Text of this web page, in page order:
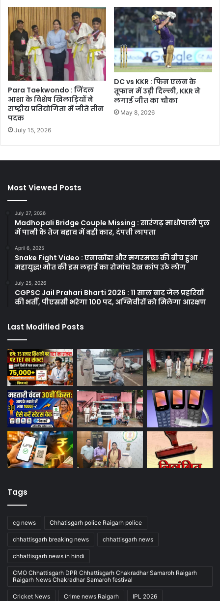
Para Taekwondo : जिंदल
आशा के विशेष खिलाड़ियों ने
राष्ट्रीय प्रतियोगिता में जीते तीन
पदक
July 15, 2026
DC vs KKR : फिन एलन के
तूफान में उड़ी दिल्ली, KKR ने
लगाई जीत का चौका
May 8, 2026
Most Viewed Posts
July 27, 2026
Madhopali Bridge Couple Missing : सारंगढ़ माधोपाली पुल
में पानी के तेज बहाव में बही कार, दंपत्ती लापता
April 6, 2025
Snake Fight Video : एनाकोंडा और मगरमच्छ की बीच हुआ
महायुद्ध! मौत की इस लड़ाई का रोमांच देख कांप उठे लोग
July 25, 2026
CGPSC Jail Prahari Bharti 2026 : 11 साल बाद जेल प्रहरियों
की भर्ती, पीएससी भरेगा 100 पद, अग्निवीरों को मिलेगा आरक्षण
Last Modified Posts
Tags
cg news Chhatisgarh police Raigarh police
chhattisgarh breaking news chhattisgarh news
chhattisgarh news in hindi
CMO Chhattisgarh DPR Chhattisgarh Chakradhar Samaroh Raigarh
Raigarh News Chakradhar Samaroh festival
Cricket News Crime news Raigarh IPL 2026